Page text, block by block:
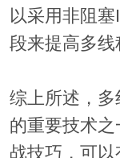
以采用非阻
段来提高多线
综上所述，
的重要技术
战技巧，可